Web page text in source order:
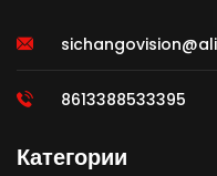
8613388533395
Категории